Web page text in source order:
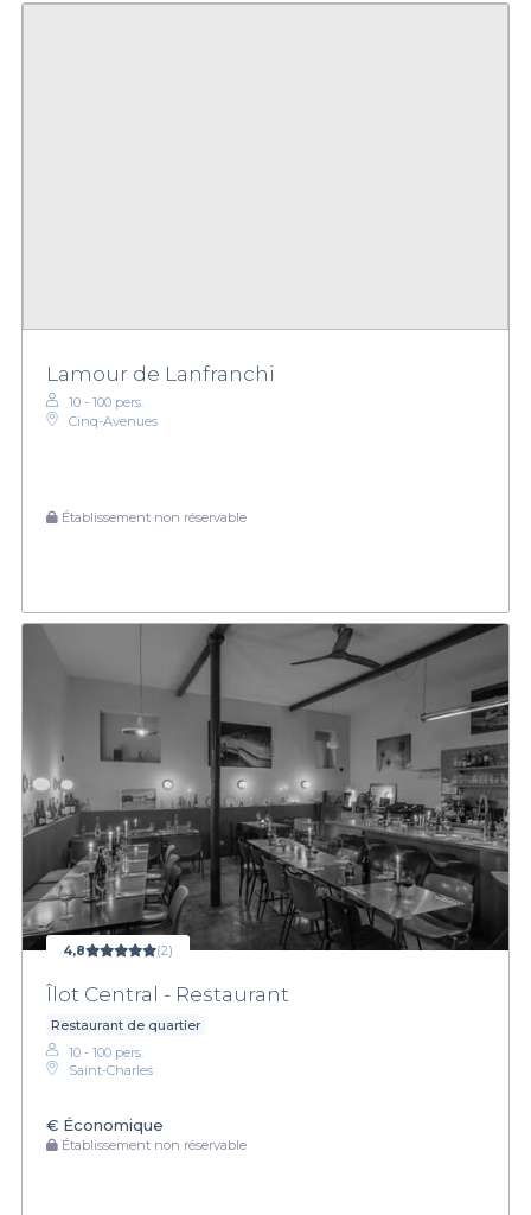
Lamour de Lanfranchi
10 - 100 pers.
Cinq-Avenues
Établissement non réservable
4,8 (2)
Îlot Central - Restaurant
Restaurant de quartier
10 - 100 pers.
Saint-Charles
€ Économique
Établissement non réservable